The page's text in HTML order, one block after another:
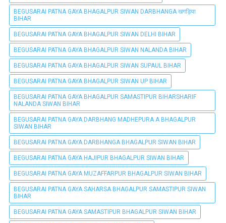
BEGUSARAI PATNA GAYA BHAGALPUR SIWAN DARBHANGA खगड़िया
BIHAR
BEGUSARAI PATNA GAYA BHAGALPUR SIWAN DELHI BIHAR
BEGUSARAI PATNA GAYA BHAGALPUR SIWAN NALANDA BIHAR
BEGUSARAI PATNA GAYA BHAGALPUR SIWAN SUPAUL BIHAR
BEGUSARAI PATNA GAYA BHAGALPUR SIWAN UP BIHAR
BEGUSARAI PATNA GAYA BHAGALPUR SAMASTIPUR BIHARSHARIF
NALANDA SIWAN BIHAR
BEGUSARAI PATNA GAYA DARBHANG MADHEPURA A BHAGALPUR
SIWAN BIHAR
BEGUSARAI PATNA GAYA DARBHANGA BHAGALPUR SIWAN BIHAR
BEGUSARAI PATNA GAYA HAJIPUR BHAGALPUR SIWAN BIHAR
BEGUSARAI PATNA GAYA MUZAFFARPUR BHAGALPUR SIWAN BIHAR
BEGUSARAI PATNA GAYA SAHARSA BHAGALPUR SAMASTIPUR SIWAN
BIHAR
BEGUSARAI PATNA GAYA SAMASTIPUR BHAGALPUR SIWAN BIHAR